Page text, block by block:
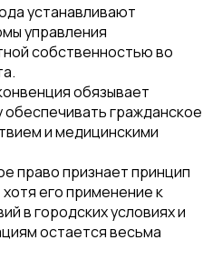
устанавливают
управления
собственностью во
обязывает
гражданское
и медицинскими
право признает принцип
его применение к
в городских условиях и
остается весьма